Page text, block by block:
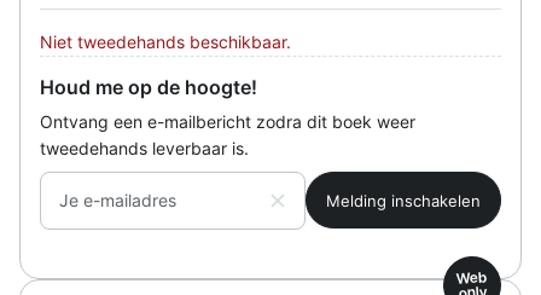
Niet tweedehands beschikbaar.
Houd me op de hoogte!
Ontvang een e-mailbericht zodra dit boek weer
tweedehands leverbaar is.
Je e-mailadres
Web